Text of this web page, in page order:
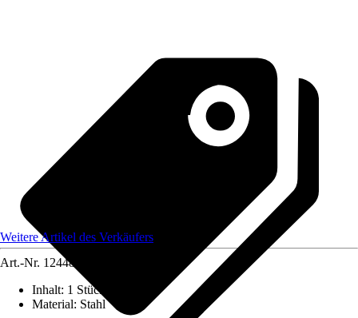
Weitere Artikel des Verkäufers
Art.-Nr. 12448993
Inhalt: 1 Stück
Material: Stahl